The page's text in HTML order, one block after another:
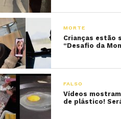
MORTE
Crianças estão
“Desafio da
FALSO
Vídeos
de plástico!